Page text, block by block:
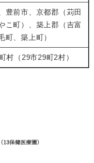
豊前市、京都郡（苅田
こ町）、築上郡（吉富
町、築上町）
村（29市29町2村）